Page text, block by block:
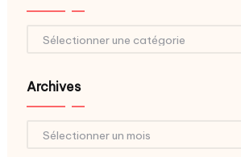
Catégories
Archives
Archives